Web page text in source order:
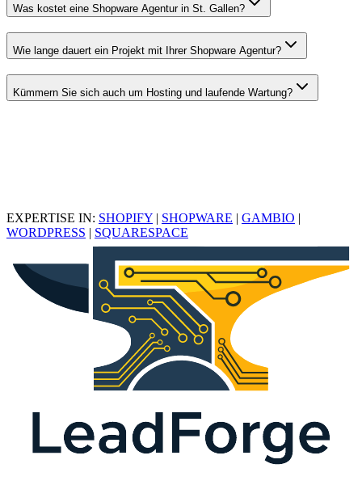
Was kostet eine Shopware Agentur in St. Gallen?
Wie lange dauert ein Projekt mit Ihrer Shopware Agentur?
Kümmern Sie sich auch um Hosting und laufende Wartung?
EXPERTISE IN: SHOPIFY | SHOPWARE | GAMBIO |
WORDPRESS | SQUARESPACE